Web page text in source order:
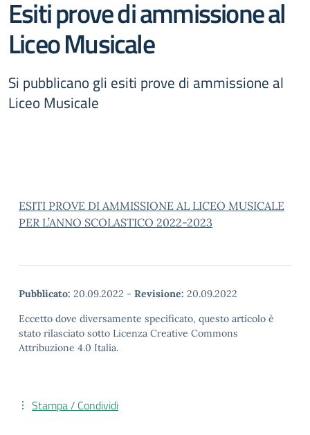
Esiti prove di ammissione al
Liceo Musicale
Si pubblicano gli esiti prove di ammissione al
Liceo Musicale
ESITI PROVE DI AMMISSIONE AL LICEO MUSICALE
PER L’ANNO SCOLASTICO 2022-2023
Pubblicato: 20.09.2022 - Revisione: 20.09.2022
Eccetto dove diversamente specificato, questo articolo è
stato rilasciato sotto Licenza Creative Commons
Attribuzione 4.0 Italia.
Stampa / Condividi